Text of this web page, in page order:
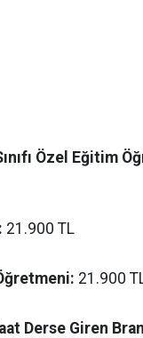
Özel Eğitim
21.900 TL
21.900
Derse Giren